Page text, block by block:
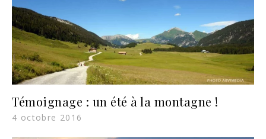
Témoignage : un été à la montagne !
4 octobre 2016